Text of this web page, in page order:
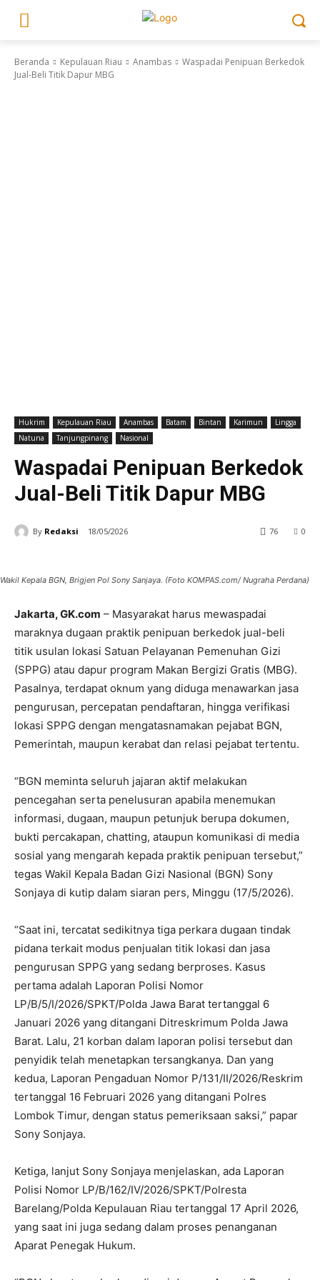
Beranda Kepulauan Riau Anambas
Waspadai Penipuan Berkedok
Jual-Beli Titik Dapur MBG
Hukrim Kepulauan Riau Anambas Batam Bintan Karimun
Lingga
Natuna
Tanjungpinang Nasional
Waspadai Penipuan Berkedok
Jual-Beli Titik Dapur MBG
By Redaksi 18/05/2026 0
76
Wakil Kepala BGN, Brigjen Pol Sony Sanjaya. (Foto KOMPAS.com/ Nugraha Perdana)
Jakarta, GK.com – Masyarakat harus mewaspadai
maraknya dugaan praktik penipuan berkedok jual-beli
titik usulan lokasi Satuan Pelayanan Pemenuhan Gizi
(SPPG) atau dapur program Makan Bergizi Gratis (MBG).
Pasalnya, terdapat oknum yang diduga menawarkan jasa
pengurusan, percepatan pendaftaran, hingga verifikasi
lokasi SPPG dengan mengatasnamakan pejabat BGN,
Pemerintah, maupun kerabat dan relasi pejabat tertentu.
“BGN meminta seluruh jajaran aktif melakukan
pencegahan serta penelusuran apabila menemukan
informasi, dugaan, maupun petunjuk berupa dokumen,
bukti percakapan, chatting, ataupun komunikasi di media
sosial yang mengarah kepada praktik penipuan tersebut,”
tegas Wakil Kepala Badan Gizi Nasional (BGN) Sony
Sonjaya di kutip dalam siaran pers, Minggu (17/5/2026).
“Saat ini, tercatat sedikitnya tiga perkara dugaan tindak
pidana terkait modus penjualan titik lokasi dan jasa
pengurusan SPPG yang sedang berproses. Kasus
pertama adalah Laporan Polisi Nomor
LP/B/5/I/2026/SPKT/Polda Jawa Barat tertanggal 6
Januari 2026 yang ditangani Ditreskrimum Polda Jawa
Barat. Lalu, 21 korban dalam laporan polisi tersebut dan
penyidik telah menetapkan tersangkanya. Dan yang
kedua, Laporan Pengaduan Nomor P/131/II/2026/Reskrim
tertanggal 16 Februari 2026 yang ditangani Polres
Lombok Timur, dengan status pemeriksaan saksi,” papar
Sony Sonjaya.
Ketiga, lanjut Sony Sonjaya menjelaskan, ada Laporan
Polisi Nomor LP/B/162/IV/2026/SPKT/Polresta
Barelang/Polda Kepulauan Riau tertanggal 17 April 2026,
yang saat ini juga sedang dalam proses penanganan
Aparat Penegak Hukum.